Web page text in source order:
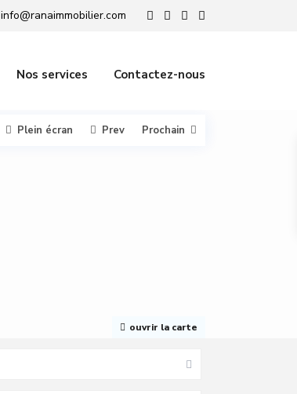
info@ranaimmobilier.com
Nos services Contactez-nous
ouvrir la carte
Plein écran Prev Prochain